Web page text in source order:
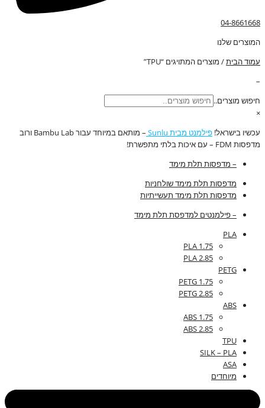
04-8661668
המוצרים שלנו
עמוד הבית/ מוצרים המתויגים “TPU”
–
חיפוש מוצרים..
×
עכשיו בישראל! פילמנט מבית Sunlu
– מותאם במיוחד עבור Bambu Lab ורוב
מדפסות FDM – עם איכות בלתי מתפשרת!
– מדפסות תלת מימד
מדפסות תלת מימד שולחניות
מדפסות תלת מימד תעשייתיות
– פילמנטים למדפסת תלת מימד
PLA
PLA 1.75
PLA 2.85
PETG
PETG 1.75
PETG 2.85
ABS
ABS 1.75
ABS 2.85
TPU
SILK – PLA
ASA
מיוחדים